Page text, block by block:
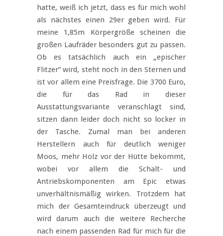
hatte, weiß ich jetzt, dass es für mich wohl
als nächstes einen 29er geben wird. Für
meine 1,85m Körpergröße scheinen die
großen Laufräder besonders gut zu passen.
Ob es tatsächlich auch ein „epischer
Flitzer“ wird, steht noch in den Sternen und
ist vor allem eine Preisfrage. Die 3700 Euro,
die für das Rad in dieser
Ausstattungsvariante veranschlagt sind,
sitzen dann leider doch nicht so locker in
der Tasche. Zumal man bei anderen
Herstellern auch für deutlich weniger
Moos, mehr Holz vor der Hütte bekommt,
wobei vor allem die Schalt- und
Antriebskomponenten am Epic etwas
unverhältnismäßig wirken. Trotzdem hat
mich der Gesamteindruck überzeugt und
wird darum auch die weitere Recherche
nach einem passenden Rad für mich für die